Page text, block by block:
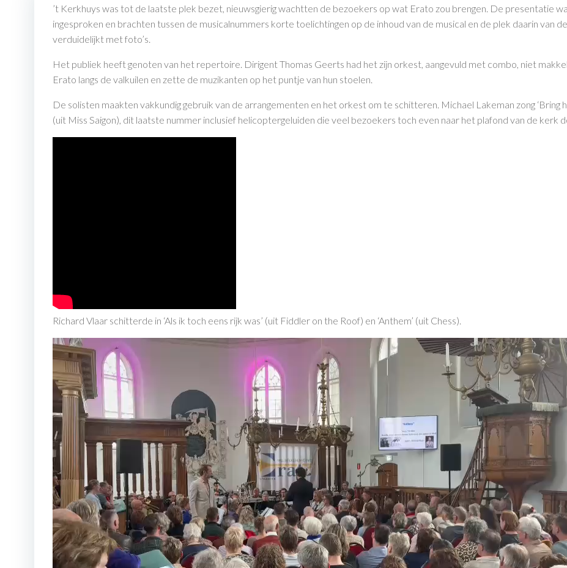
’t Kerkhuys was tot de laatste plek bezet, nieuwsgierig wachtten de bezoekers op wat Erato zou brengen. De presentatie
ingesproken en brachten tussen de musicalnummers korte toelichtingen op de inhoud van de musical en de plek daarin van
verduidelijkt met foto’s.
Het publiek heeft genoten van het repertoire. Dirigent Thomas Geerts had het zijn orkest, aangevuld met combo, niet
Erato langs de valkuilen en zette de muzikanten op het puntje van hun stoelen.
De solisten maakten vakkundig gebruik van de arrangementen en het orkest om te schitteren. Michael Lakeman zong ‘Bring
(uit Miss Saigon), dit laatste nummer inclusief helicoptergeluiden die veel bezoekers toch even naar het plafond van de kerk
Richard Vlaar schitterde in ‘Als ik toch eens rijk was’ (uit Fiddler on the Roof) en ‘Anthem’ (uit Chess).